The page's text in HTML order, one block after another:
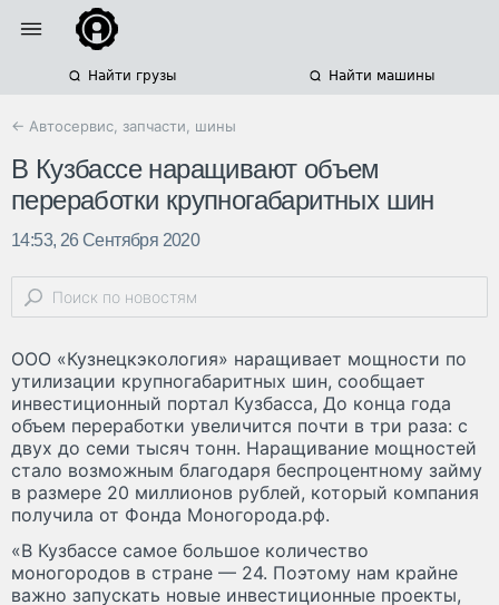
Найти грузы Найти машины
← Автосервис, запчасти, шины
В Кузбассе наращивают объем
переработки крупногабаритных шин
14:53, 26 Сентября 2020
ООО «Кузнецкэкология» наращивает мощности по
утилизации крупногабаритных шин, сообщает
инвестиционный портал Кузбасса, До конца года
объем переработки увеличится почти в три раза: с
двух до семи тысяч тонн. Наращивание мощностей
стало возможным благодаря беспроцентному займу
в размере 20 миллионов рублей, который компания
получила от Фонда Моногорода.рф.
«В Кузбассе самое большое количество
моногородов в стране — 24. Поэтому нам крайне
важно запускать новые инвестиционные проекты,